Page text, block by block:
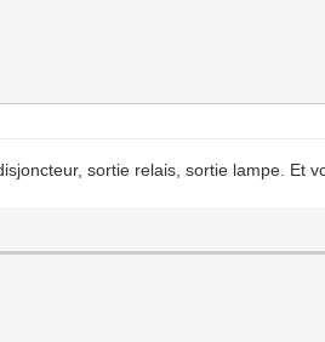
sortie relais, sortie lampe. Et